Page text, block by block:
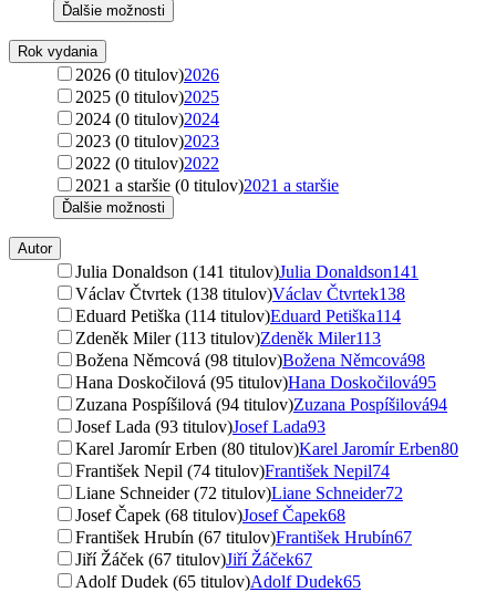
Ďalšie možnosti
Rok vydania
2026 (0 titulov)2026
2025 (0 titulov)2025
2024 (0 titulov)2024
2023 (0 titulov)2023
2022 (0 titulov)2022
2021 a staršie (0 titulov)2021 a staršie
Ďalšie možnosti
Autor
Julia Donaldson (141 titulov)Julia Donaldson141
Václav Čtvrtek (138 titulov)Václav Čtvrtek138
Eduard Petiška (114 titulov)Eduard Petiška114
Zdeněk Miler (113 titulov)Zdeněk Miler113
Božena Němcová (98 titulov)Božena Němcová98
Hana Doskočilová (95 titulov)Hana Doskočilová95
Zuzana Pospíšilová (94 titulov)Zuzana Pospíšilová94
Josef Lada (93 titulov)Josef Lada93
Karel Jaromír Erben (80 titulov)Karel Jaromír Erben80
František Nepil (74 titulov)František Nepil74
Liane Schneider (72 titulov)Liane Schneider72
Josef Čapek (68 titulov)Josef Čapek68
František Hrubín (67 titulov)František Hrubín67
Jiří Žáček (67 titulov)Jiří Žáček67
Adolf Dudek (65 titulov)Adolf Dudek65